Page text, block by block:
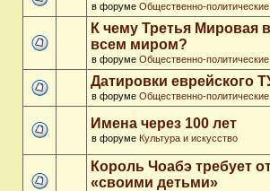
в форуме Общественно-
К чему Третья Мировая
всем миром?
в форуме Общественно-
Датировки еврейского
в форуме Общественно-
Имена через 100 лет
в форуме Культура и искусство
Король Чоабэ требует
«своими детьми»